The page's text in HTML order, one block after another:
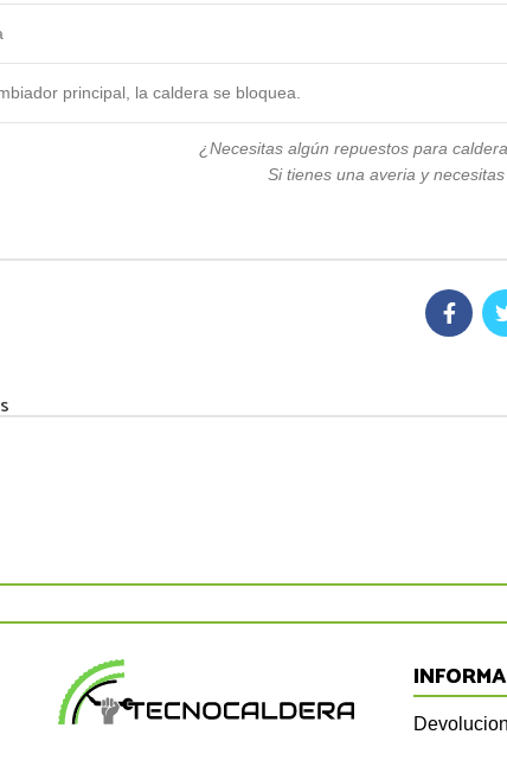
principal, la caldera se bloquea.
¿Necesitas algún repuestos para
Si tienes una averia y